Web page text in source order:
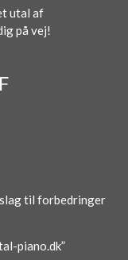
utal af
på vej!
til forbedringer
piano.dk”